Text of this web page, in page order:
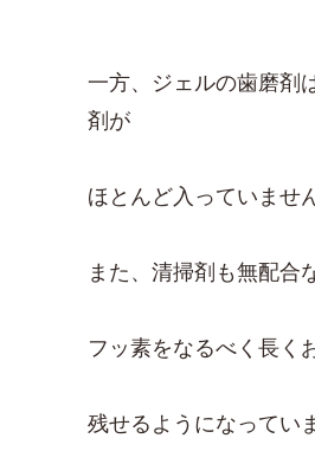
一方、ジェルの歯磨剤
剤が
ほとんど入っていませ
また、清掃剤も無配合
フッ素をなるべく長く
残せるようになってい